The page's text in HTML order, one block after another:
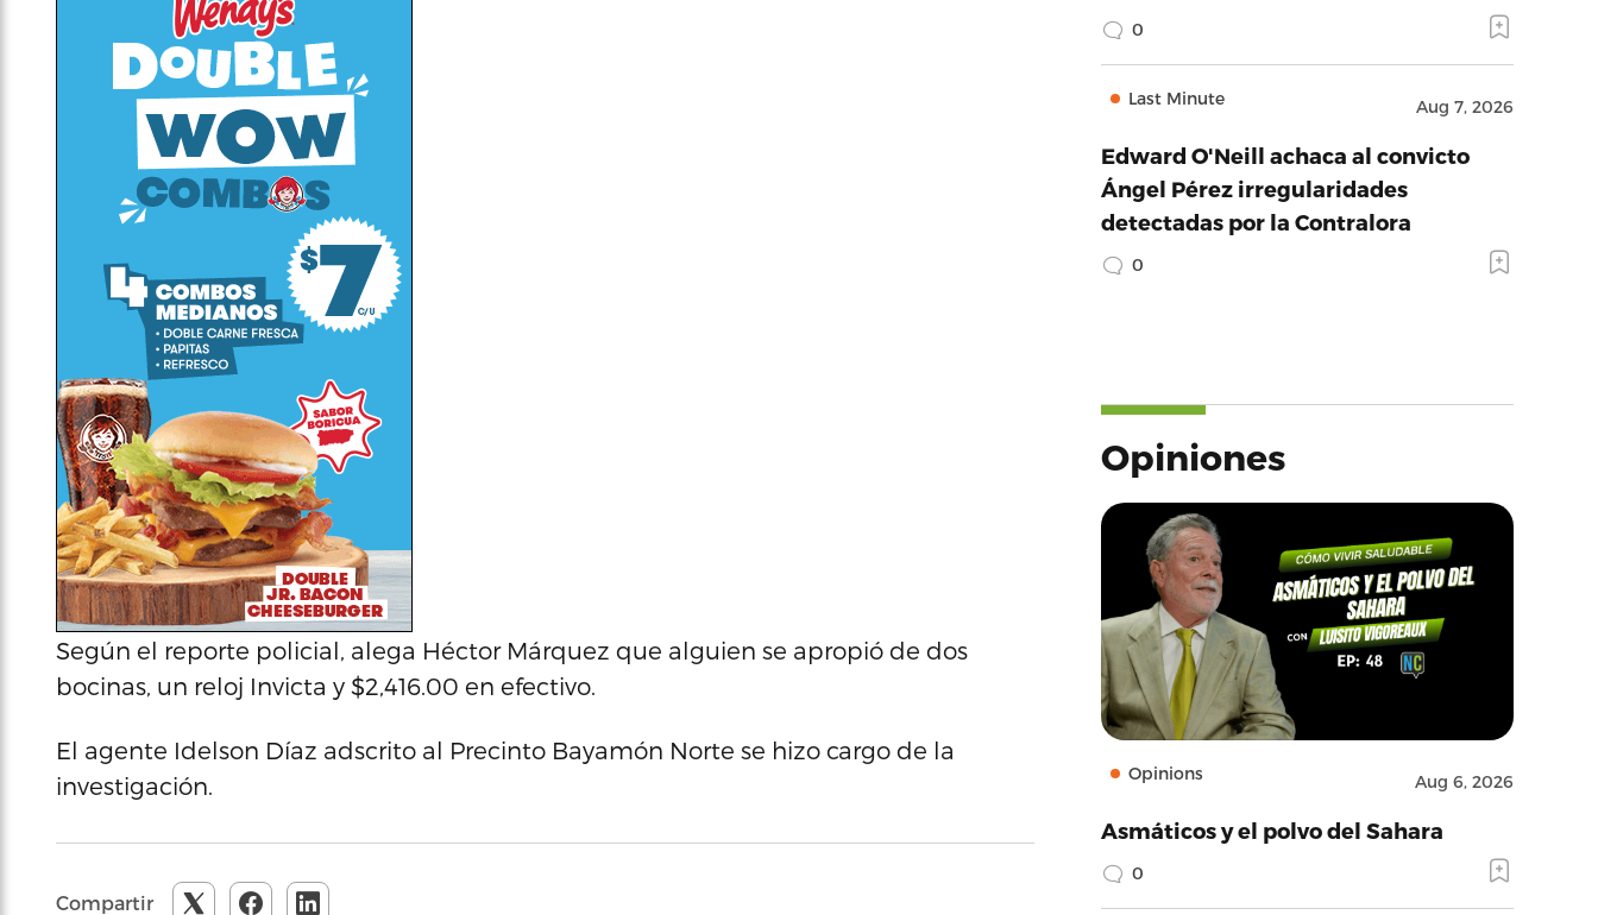
Según el reporte policial, alega Héctor Márquez que alguien se apropió de dos
bocinas, un reloj Invicta y $2,416.00 en efectivo.
El agente Idelson Díaz adscrito al Precinto Bayamón Norte se hizo cargo de la
investigación.
Compartir
0
Last Minute Aug 7, 2026
Edward O'Neill achaca al convicto
Ángel Pérez irregularidades
detectadas por la Contralora
0
Opiniones
Opinions Aug 6, 2026
Asmáticos y el polvo del Sahara
0